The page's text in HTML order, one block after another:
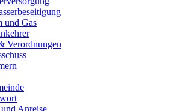
und Gas
Verordnungen
Anreise